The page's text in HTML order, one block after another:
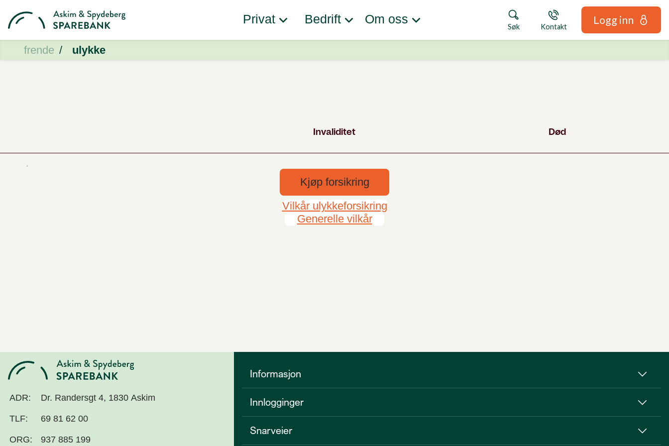
frende ulykke
Privat Bedrift Om oss
Søk Kontakt
Logg inn
Kjøp forsikring
Vilkår ulykkeforsikring
Generelle vilkår
Informasjon
Innlogginger
Snarveier
ADR: Dr. Randersgt 4, 1830 Askim
TLF: 69 81 62 00
ORG: 937 885 199